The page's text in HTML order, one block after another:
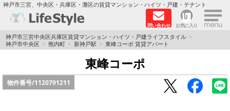
神戸市三宮、中央区・兵庫区・灘区の賃貸マンション・ハイツ・戸建・テナント
問い合わせ お気に入り ×
TOPページ
神戸の単身向けマンション特集
新築物件
神戸市三宮中央区兵庫区賃貸マンション・ハイツ・戸建ライフスタイル
神戸市中央区
熊内町 新神戸駅 東峰コーポ 賃貸アパート
東峰コーポ
物件番号/1120791211